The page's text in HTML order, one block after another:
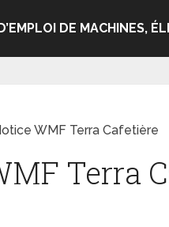
DE MACHINES,
WMF Terra Cafetière
Terra